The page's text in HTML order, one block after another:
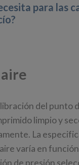
para las
del punto
limpio y
La
varía en
de presión